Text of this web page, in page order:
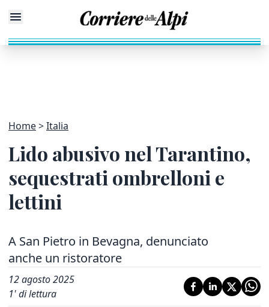
Home Italia
Lido abusivo nel Tarantino,
sequestrati ombrelloni e
lettini
A San Pietro in Bevagna, denunciato
anche un ristoratore
12 agosto 2025
1' di lettura